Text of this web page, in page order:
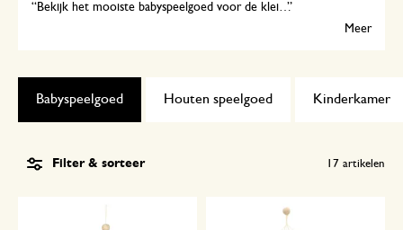
Bekijk het mooiste babyspeelgoed voor de kleintjes. Van prachtig houten babyspeelgoed tot zachte stoffen speeltjes en fijne kartonboekjes; voor elke ontwikkelfase en speelmoment vind je het juiste speelgoed voor baby's.
Meer
Houten speelgoed
Babyspeelgoed Kinderkamer
Filter & sorteer 17 artikelen